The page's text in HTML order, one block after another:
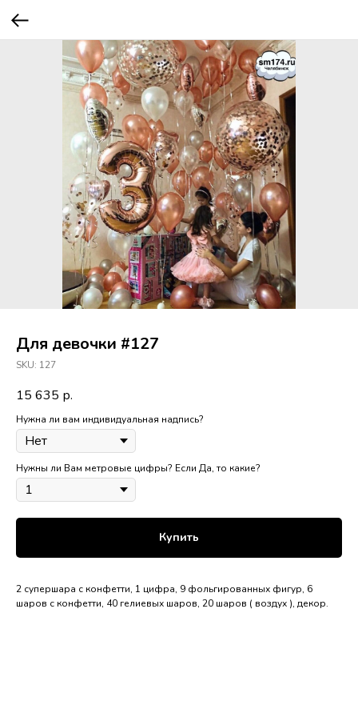
Для девочки #127
SKU: 127
15 635 р.
Нужна ли вам индивидуальная надпись?
Нужны ли Вам метровые цифры? Если Да, то какие?
Купить
2 супершара с конфетти, 1 цифра, 9 фольгированных фигур, 6
шаров с конфетти, 40 гелиевых шаров, 20 шаров ( воздух ), декор.